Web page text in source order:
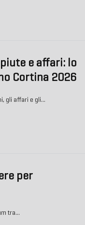
e affari: lo
Cortina 2026
gli affari e gli…
per
tra…